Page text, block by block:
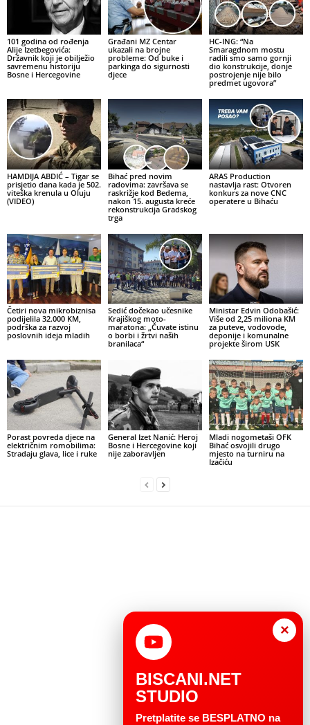
101 godina od rođenja
Alije Izetbegovića:
Državnik koji je obilježio
savremenu historiju
Bosne i Hercegovine
Građani MZ Centar
ukazali na brojne
probleme: Od buke i
parkinga do sigurnosti
djece
HC-ING: “Na
Smaragdnom mostu
radili smo samo gornji
dio konstrukcije, donje
postrojenje nije bilo
predmet ugovora”
HAMDIJA ABDIĆ – Tigar se
prisjetio dana kada je 502.
viteška krenula u Oluju
(VIDEO)
Bihać pred novim
radovima: završava se
raskrižje kod Bedema,
nakon 15. augusta kreće
rekonstrukcija Gradskog
trga
ARAS Production
nastavlja rast: Otvoren
konkurs za nove CNC
operatere u Bihaću
Četiri nova mikrobiznisa
podijelila 32.000 KM,
podrška za razvoj
poslovnih ideja mladih
Sedić dočekao učesnike
Krajiškog moto-
maratona: „Čuvate istinu
o borbi i žrtvi naših
branilaca“
Ministar Edvin Odobašić:
Više od 2,25 miliona KM
za puteve, vodovode,
deponije i komunalne
projekte širom USK
Porast povreda djece na
električnim romobilima:
Stradaju glava, lice i ruke
General Izet Nanić: Heroj
Bosne i Hercegovine koji
nije zaboravljen
Mladi nogometaši OFK
Bihać osvojili drugo
mjesto na turniru na
Izačiću
×
BISCANI.NET
STUDIO
Pretplatite se BESPLATNO na